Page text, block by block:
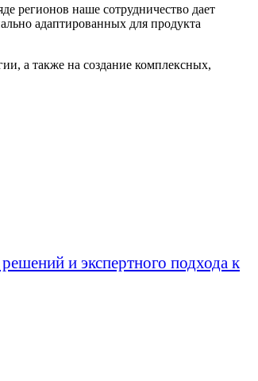
регионов наше сотрудничество дает
адаптированных для продукта
а также на создание комплексных,
и экспертного подхода к